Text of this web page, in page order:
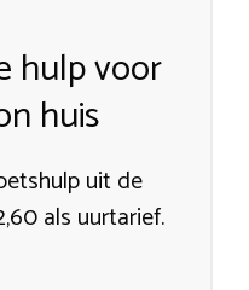
hulp voor
huis
uit de
als uurtarief.